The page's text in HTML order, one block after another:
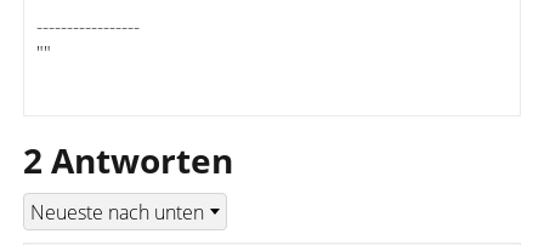
-----------------
""
2 Antworten